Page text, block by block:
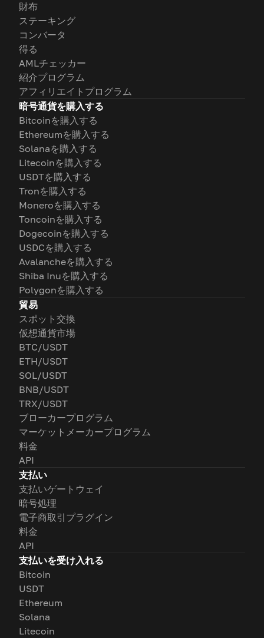
財布
ステーキング
コンバータ
得る
AMLチェッカー
紹介プログラム
アフィリエイトプログラム
暗号通貨を購入する
Bitcoinを購入する
Ethereumを購入する
Solanaを購入する
Litecoinを購入する
USDTを購入する
Tronを購入する
Moneroを購入する
Toncoinを購入する
Dogecoinを購入する
USDCを購入する
Avalancheを購入する
Shiba Inuを購入する
Polygonを購入する
貿易
スポット交換
仮想通貨市場
BTC/USDT
ETH/USDT
SOL/USDT
BNB/USDT
TRX/USDT
ブローカープログラム
マーケットメーカープログラム
料金
API
支払い
支払いゲートウェイ
暗号処理
電子商取引プラグイン
料金
API
支払いを受け入れる
Bitcoin
USDT
Ethereum
Solana
Litecoin